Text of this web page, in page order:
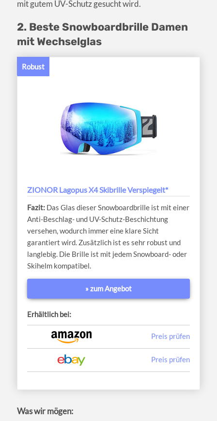
mit gutem UV-Schutz gesucht wird.
2. Beste Snowboardbrille Damen
mit Wechselglas
Robust
ZIONOR Lagopus X4 Skibrille Verspiegelt*
Das Glas dieser Snowboardbrille ist mit einer
Anti-Beschlag- und UV-Schutz-Beschichtung
versehen, wodurch immer eine klare Sicht
garantiert wird. Zusätzlich ist es sehr robust und
langlebig. Die Brille ist mit jedem Snowboard- oder
Skihelm kompatibel.
» zum Angebot
Erhältlich bei:
Preis prüfen
Preis prüfen
Was wir mögen: